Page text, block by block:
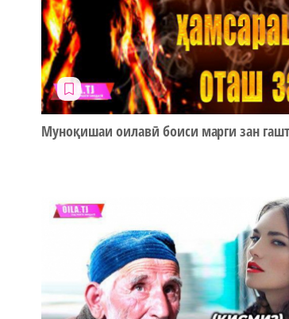
Муноқишаи оилавӣ боиси марги зан гашт